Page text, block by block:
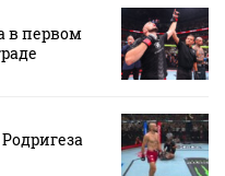
в первом